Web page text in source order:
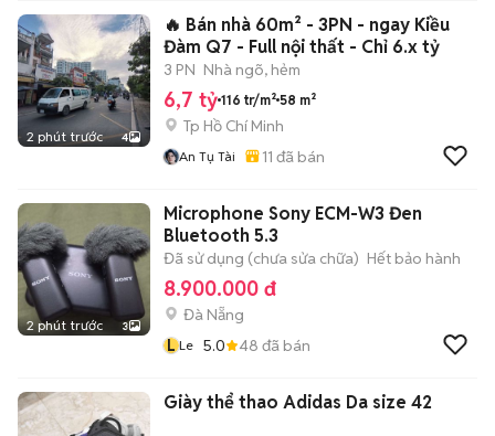
2 phút trước 4
🔥 Bán nhà 60m² - 3PN - ngay Kiều
Đàm Q7 - Full nội thất - Chỉ 6.x tỷ
3 PN Nhà ngõ, hẻm
6,7 tỷ 116 tr/m² 58 m²
Tp Hồ Chí Minh
An Tụ Tài 11 đã bán
2 phút trước 3
Microphone Sony ECM-W3 Đen
Bluetooth 5.3
Đã sử dụng (chưa sửa chữa) Hết bảo hành
8.900.000 đ
Đà Nẵng
L Le 5.0 48 đã bán
Giày thể thao Adidas Da size 42